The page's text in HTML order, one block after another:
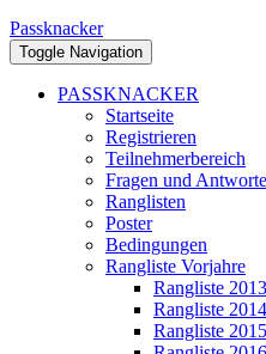
Passknacker
Toggle Navigation
PASSKNACKER
Startseite
Registrieren
Teilnehmerbereich
Fragen und
Ranglisten
Poster
Bedingungen
Rangliste Vorjahre
Rangliste 2013
Rangliste 2014
Rangliste 2015